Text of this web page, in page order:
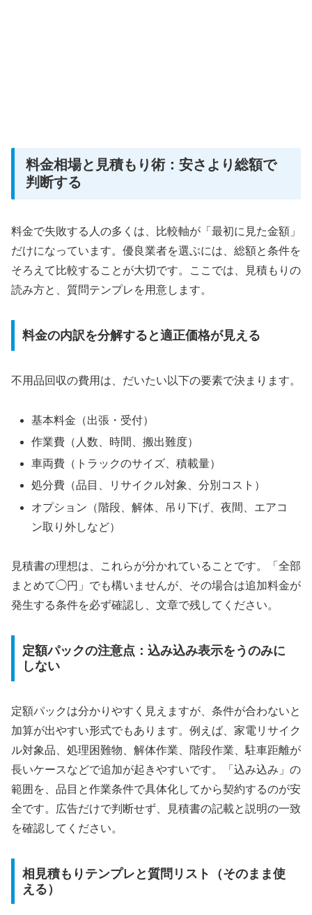
料金相場と見積もり術：安さより総額で
判断する
料金で失敗する人の多くは、比較軸が「最初に見た金額」
だけになっています。優良業者を選ぶには、総額と条件を
そろえて比較することが大切です。ここでは、見積もりの
読み方と、質問テンプレを用意します。
料金の内訳を分解すると適正価格が見える
不用品回収の費用は、だいたい以下の要素で決まります。
基本料金（出張・受付）
作業費（人数、時間、搬出難度）
車両費（トラックのサイズ、積載量）
処分費（品目、リサイクル対象、分別コスト）
オプション（階段、解体、吊り下げ、夜間、エアコ
ン取り外しなど）
見積書の理想は、これらが分かれていることです。「全部
まとめて◯円」でも構いませんが、その場合は追加料金が
発生する条件を必ず確認し、文章で残してください。
定額パックの注意点：込み込み表示をうのみに
しない
定額パックは分かりやすく見えますが、条件が合わないと
加算が出やすい形式でもあります。例えば、家電リサイク
ル対象品、処理困難物、解体作業、階段作業、駐車距離が
長いケースなどで追加が起きやすいです。「込み込み」の
範囲を、品目と作業条件で具体化してから契約するのが安
全です。広告だけで判断せず、見積書の記載と説明の一致
を確認してください。
相見積もりテンプレと質問リスト（そのまま使
える）